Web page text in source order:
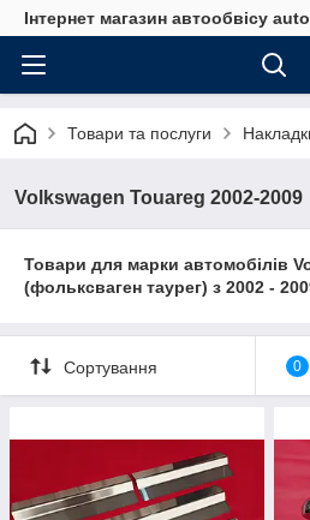
Інтернет магазин автообвісу
Товари та послуги
Volkswagen Touareg 2002-2009
Товари для марки автомобілів
(фольксваген таурег) з 2002 -
Сортування 0